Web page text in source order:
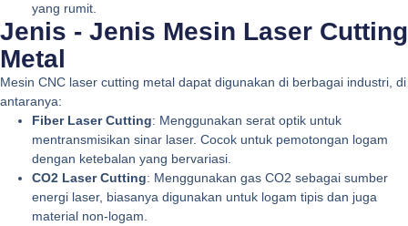
yang rumit.
Jenis - Jenis Mesin Laser Cutting
Metal
Mesin CNC laser cutting metal dapat digunakan di berbagai industri, di
antaranya:
Fiber Laser Cutting: Menggunakan serat optik untuk
mentransmisikan sinar laser. Cocok untuk pemotongan logam
dengan ketebalan yang bervariasi.
CO2 Laser Cutting: Menggunakan gas CO2 sebagai sumber
energi laser, biasanya digunakan untuk logam tipis dan juga
material non-logam.